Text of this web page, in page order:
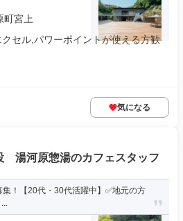
町宮上
セル,パワーポイントが使える方歓
気になる
湯河原惣湯のカフェスタッフ
！【20代・30代活躍中】✅️地元の方